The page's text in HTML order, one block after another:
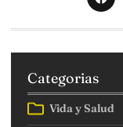
Categorias
Vida y Salud